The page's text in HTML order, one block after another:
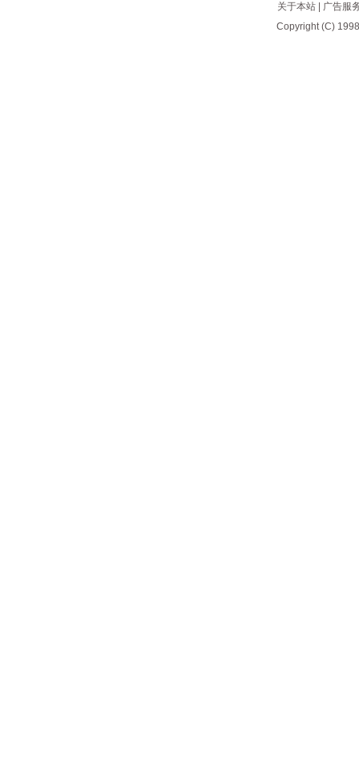
关于本站|
广告服
Copyright (C)